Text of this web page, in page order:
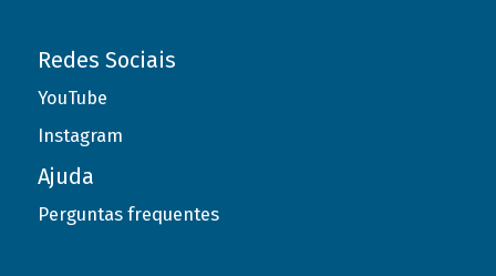
Redes Sociais
YouTube
Instagram
Ajuda
Perguntas frequentes